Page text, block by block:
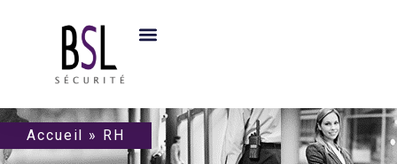
Accueil » RH